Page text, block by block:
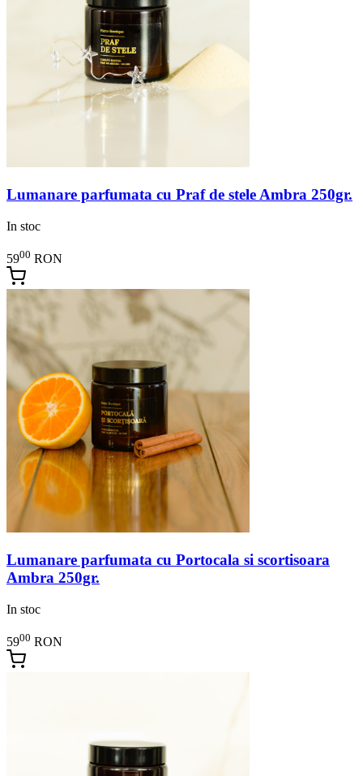
Lumanare parfumata cu Praf de stele Ambra 250gr.
In stoc
5900 RON
Lumanare parfumata cu Portocala si scortisoara
Ambra 250gr.
In stoc
5900 RON